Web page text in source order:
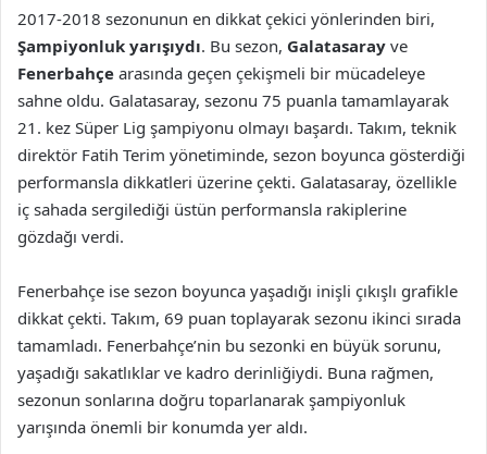
2017-2018 sezonunun en dikkat çekici yönlerinden biri,
Şampiyonluk yarışıydı. Bu sezon, Galatasaray ve
Fenerbahçe arasında geçen çekişmeli bir mücadeleye
sahne oldu. Galatasaray, sezonu 75 puanla tamamlayarak
21. kez Süper Lig şampiyonu olmayı başardı. Takım, teknik
direktör Fatih Terim yönetiminde, sezon boyunca gösterdiği
performansla dikkatleri üzerine çekti. Galatasaray, özellikle
iç sahada sergilediği üstün performansla rakiplerine
gözdağı verdi.
Fenerbahçe ise sezon boyunca yaşadığı inişli çıkışlı grafikle
dikkat çekti. Takım, 69 puan toplayarak sezonu ikinci sırada
tamamladı. Fenerbahçe’nin bu sezonki en büyük sorunu,
yaşadığı sakatlıklar ve kadro derinliğiydi. Buna rağmen,
sezonun sonlarına doğru toparlanarak şampiyonluk
yarışında önemli bir konumda yer aldı.